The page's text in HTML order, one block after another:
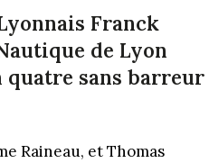
Franck
de Lyon
quatre sans barreur
Raineau, et Thomas